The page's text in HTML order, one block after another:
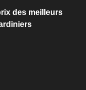
des meilleurs